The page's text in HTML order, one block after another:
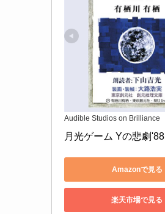
Audible Studios on Brilliance
月光ゲーム Yの悲劇'88
Amazonで見る
楽天市場で見る